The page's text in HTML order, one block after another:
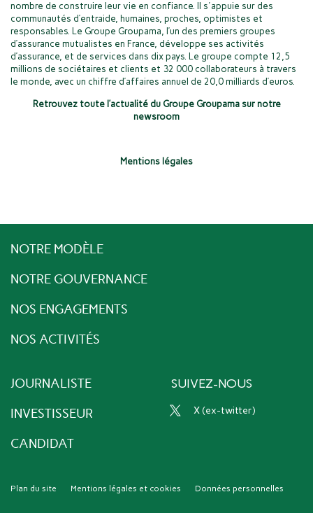
nombre de construire leur vie en confiance. Il s'appuie sur des
communautés d’entraide, humaines, proches, optimistes et
responsables. Le Groupe Groupama, l’un des premiers groupes
d’assurance mutualistes en France, développe ses activités
d’assurance, et de services dans dix pays. Le groupe compte 12,5
millions de sociétaires et clients et 32 000 collaborateurs à travers
le monde, avec un chiffre d’affaires annuel de 20,0 milliards d’euros.
Retrouvez toute l’actualité du Groupe Groupama sur notre
newsroom
Mentions légales
NOTRE MODÈLE
NOTRE GOUVERNANCE
NOS ENGAGEMENTS
NOS ACTIVITÉS
JOURNALISTE
INVESTISSEUR
CANDIDAT
SUIVEZ-NOUS
x (ex-twitter)
Plan du site Mentions légales et cookies Données personnelles